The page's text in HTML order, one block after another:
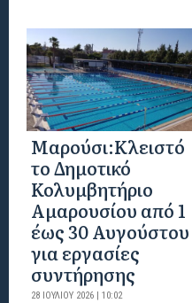
Μαρούσι:Κλειστό
το Δημοτικό
Κολυμβητήριο
Αμαρουσίου από 1
έως 30 Αυγούστου
για εργασίες
συντήρησης
28 ΙΟΥΛΊΟΥ 2026 | 10:02